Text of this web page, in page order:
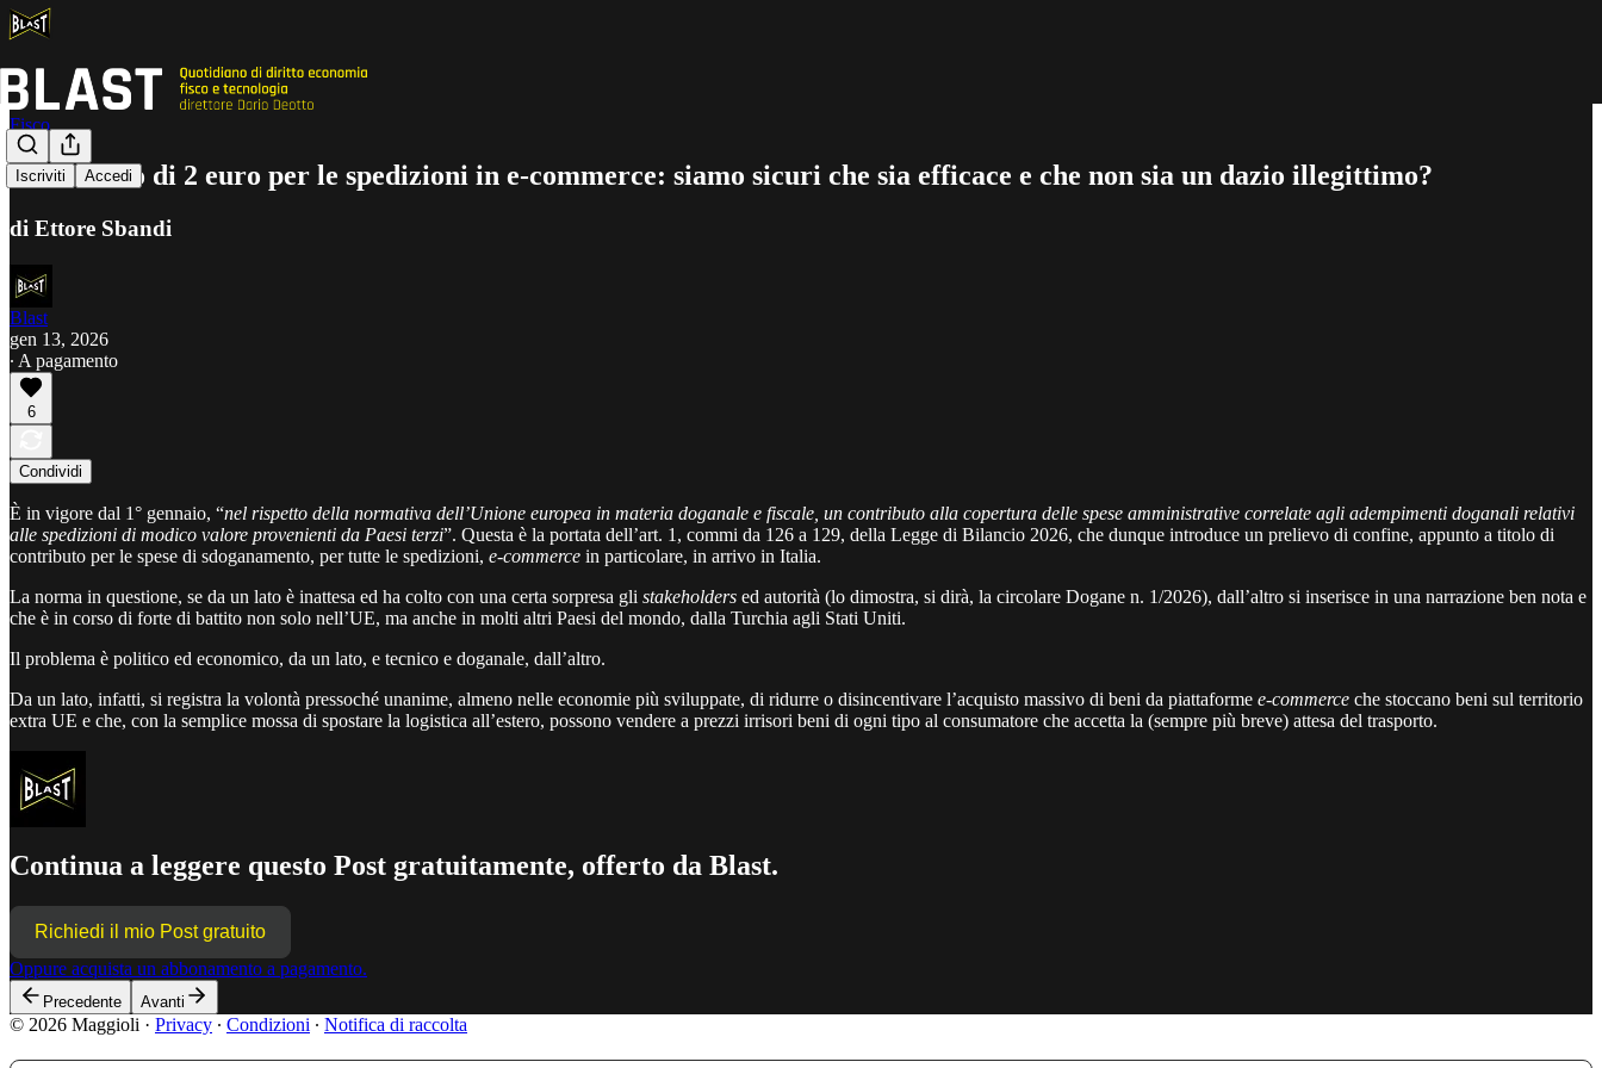
Iscriviti Accedi
Fisco
Contributo di 2 euro per le spedizioni in e-commerce: siamo sicuri che sia efficace e che non sia un dazio illegittimo?
di Ettore Sbandi
Blast
gen 13, 2026
∙ A pagamento
6
Condividi
È in vigore dal 1° gennaio, “nel rispetto della normativa dell’Unione europea in materia doganale e fiscale, un contributo alla copertura delle spese amministrative correlate agli adempimenti doganali relativi
alle spedizioni di modico valore provenienti da Paesi terzi”. Questa è la portata dell’art. 1, commi da 126 a 129, della Legge di Bilancio 2026, che dunque introduce un prelievo di confine, appunto a titolo di
contributo per le spese di sdoganamento, per tutte le spedizioni, e-commerce in particolare, in arrivo in Italia.
La norma in questione, se da un lato è inattesa ed ha colto con una certa sorpresa gli stakeholders ed autorità (lo dimostra, si dirà, la circolare Dogane n. 1/2026), dall’altro si inserisce in una narrazione ben nota e
che è in corso di forte di battito non solo nell’UE, ma anche in molti altri Paesi del mondo, dalla Turchia agli Stati Uniti.
Il problema è politico ed economico, da un lato, e tecnico e doganale, dall’altro.
Da un lato, infatti, si registra la volontà pressoché unanime, almeno nelle economie più sviluppate, di ridurre o disincentivare l’acquisto massivo di beni da piattaforme e-commerce che stoccano beni sul territorio
extra UE e che, con la semplice mossa di spostare la logistica all’estero, possono vendere a prezzi irrisori beni di ogni tipo al consumatore che accetta la (sempre più breve) attesa del trasporto.
Continua a leggere questo Post gratuitamente, offerto da Blast.
Richiedi il mio Post gratuito
Oppure acquista un abbonamento a pagamento.
Precedente Avanti
© 2026 Maggioli · Privacy ∙ Condizioni ∙ Notifica di raccolta